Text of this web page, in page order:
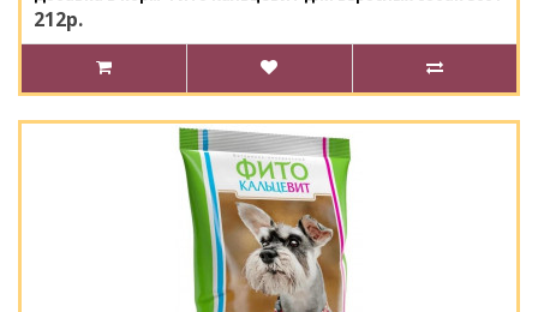
212р.